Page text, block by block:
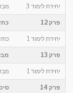
יחידת לימוד 3 מבדק 11 -
פרק 12
יחידת לימוד 1
פרק 13
יחידת לימוד 1
פרק 14